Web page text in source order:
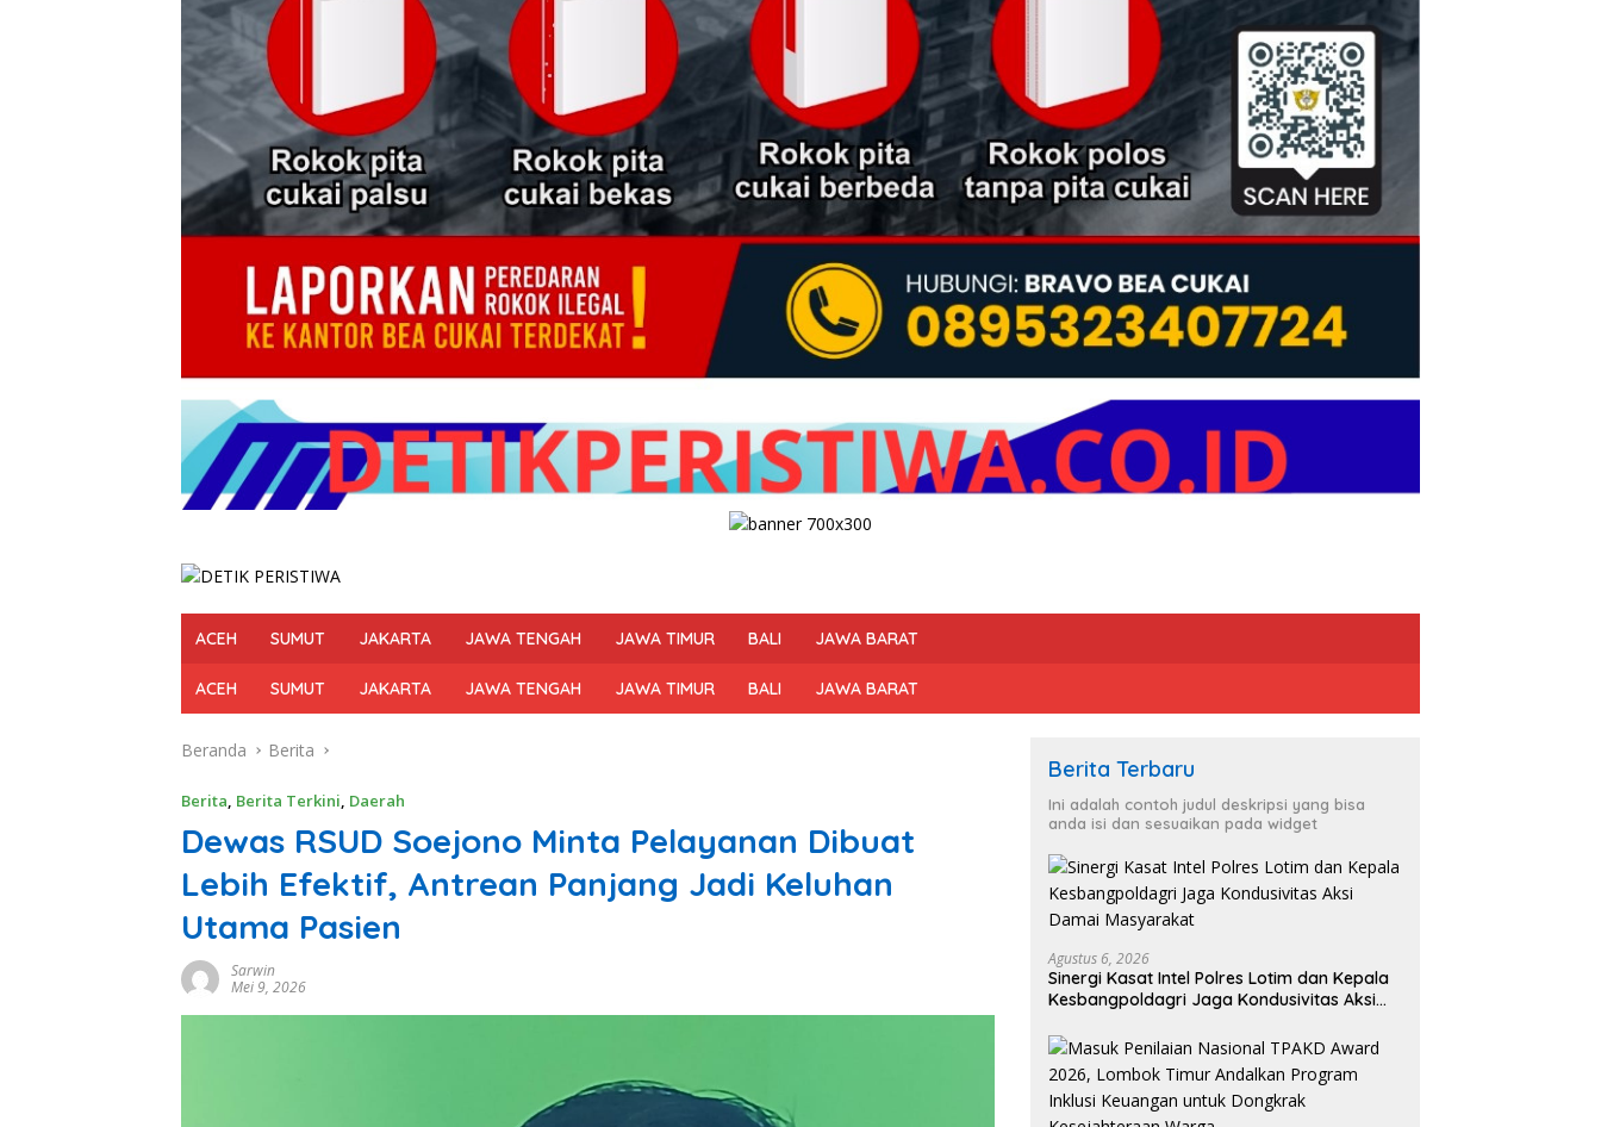
ACEH SUMUT JAKARTA JAWA TENGAH JAWA TIMUR BALI JAWA BARAT
ACEH SUMUT JAKARTA JAWA TENGAH JAWA TIMUR BALI JAWA BARAT
Beranda Berita
Berita, Berita Terkini, Daerah
Dewas RSUD Soejono Minta Pelayanan Dibuat
Lebih Efektif, Antrean Panjang Jadi Keluhan
Utama Pasien
Sarwin
Mei 9, 2026
Berita Terbaru
Ini adalah contoh judul deskripsi yang bisa
anda isi dan sesuaikan pada widget
Agustus 6, 2026
Sinergi Kasat Intel Polres Lotim dan Kepala
Kesbangpoldagri Jaga Kondusivitas Aksi